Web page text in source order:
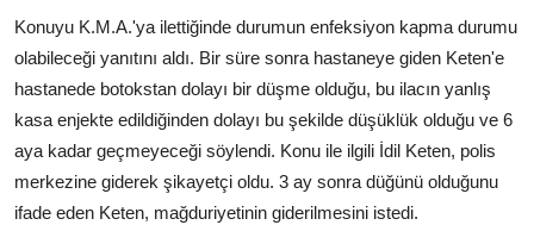
Konuyu K.M.A.'ya ilettiğinde durumun enfeksiyon kapma durumu
olabileceği yanıtını aldı. Bir süre sonra hastaneye giden Keten'e
hastanede botokstan dolayı bir düşme olduğu, bu ilacın yanlış
kasa enjekte edildiğinden dolayı bu şekilde düşüklük olduğu ve 6
aya kadar geçmeyeceği söylendi. Konu ile ilgili İdil Keten, polis
merkezine giderek şikayetçi oldu. 3 ay sonra düğünü olduğunu
ifade eden Keten, mağduriyetinin giderilmesini istedi.